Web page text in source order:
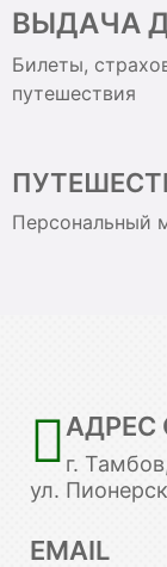
ВЫДАЧА
Билеты,
путешествия
Персональный
АДРЕС
г.
ул.
EMAIL